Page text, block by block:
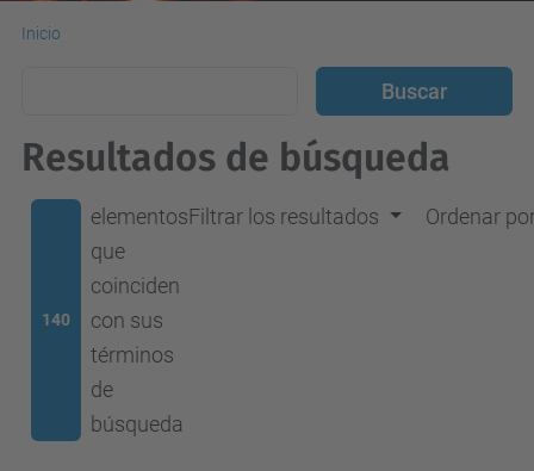
Inicio
Resultados de búsqueda
140
elementos
que
coinciden
con sus
términos
de
búsqueda
Filtrar los resultados Ordenar